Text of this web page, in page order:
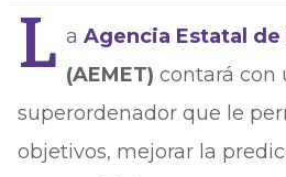
L a Agencia Estatal
(AEMET) contará con
superordenador que le
objetivos, mejorar la